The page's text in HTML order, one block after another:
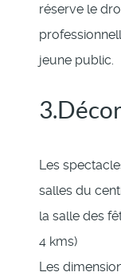
réserve le
jeune public.
Les
salles du
la salle des
4 kms)
Les